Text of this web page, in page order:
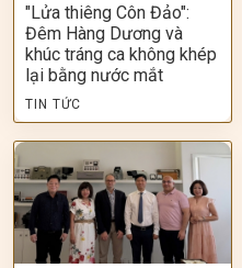
"Lửa thiêng Côn Đảo":
Đêm Hàng Dương và
khúc tráng ca không khép
lại bằng nước mắt
TIN TỨC